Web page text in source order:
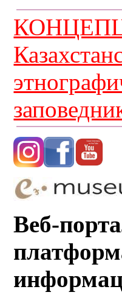
Веб-